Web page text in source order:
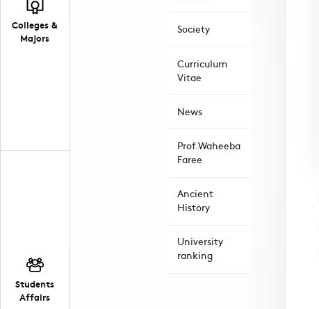
Colleges &
Majors
Students
Affairs
Society
Curriculum
Vitae
News
Prof.Waheeba
Faree
Ancient
History
University
ranking